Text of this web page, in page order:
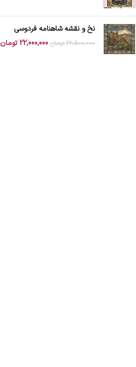
نخ و نقشه شاهنامه فردوسی
22,500,000 تومان 22,000,000تومان